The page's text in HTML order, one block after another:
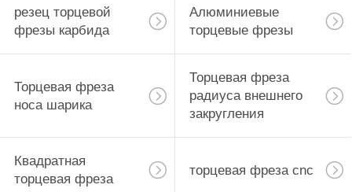
резец торцевой
фрезы карбида
Алюминиевые
торцевые фрезы
Торцевая фреза
носа шарика
Торцевая фреза
радиуса внешнего
закругления
Квадратная
торцевая фреза
торцевая фреза cnc